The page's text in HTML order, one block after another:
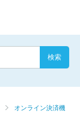
オンライン決済機